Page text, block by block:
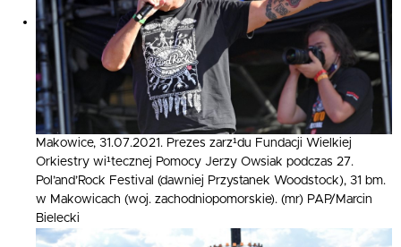
Makowice, 31.07.2021. Prezes zarz¹du Fundacji Wielkiej
Orkiestry wi¹tecznej Pomocy Jerzy Owsiak podczas 27.
Pol’and’Rock Festival (dawniej Przystanek Woodstock), 31 bm.
w Makowicach (woj. zachodniopomorskie). (mr) PAP/Marcin
Bielecki